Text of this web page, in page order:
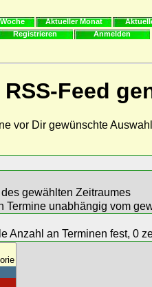
Aktueller Monat
Registrieren
Anmelden
Feed
vor Dir gewünschte
gewählten Zeitraumes
Termine unabhängig vom
Anzahl an Terminen fest, 0